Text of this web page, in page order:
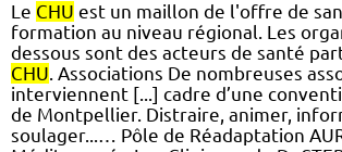
Le CHU est un maillon de l'offre de
formation au niveau régional. Les
dessous sont des acteurs de santé
CHU. Associations De nombreuses
interviennent [...] cadre d’une
de Montpellier. Distraire, animer,
soulager...… Pôle de Réadaptation